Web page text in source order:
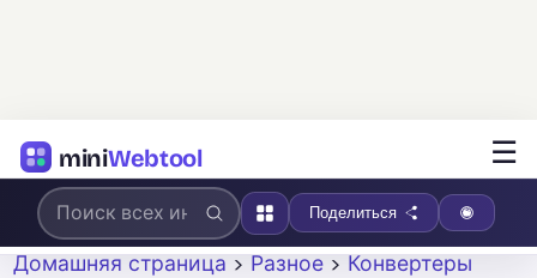
miniWebtool ☰
Поделиться
Домашняя страница > Разное > Конвертеры